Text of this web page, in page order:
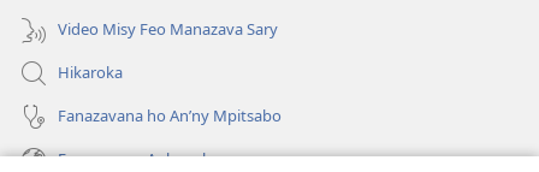
Video Misy Feo Manazava Sary
Hikaroka
Fanazavana ho An’ny Mpitsabo
Fanazavana Ankapobeny